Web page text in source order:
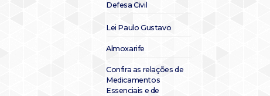
Defesa Civil
Lei Paulo Gustavo
Almoxarife
Confira as relações de
Medicamentos
Essenciais e de